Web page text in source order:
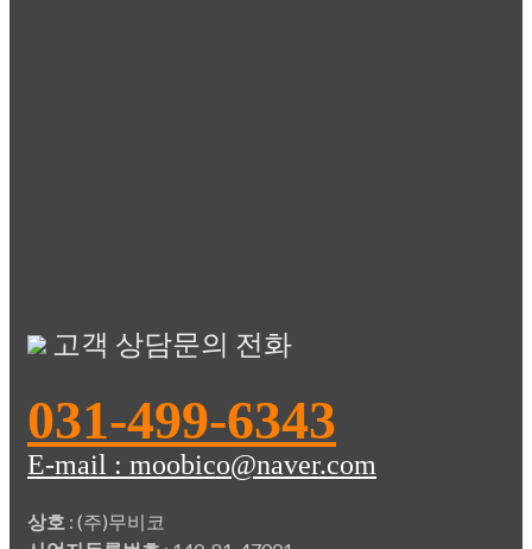
고객 상담문의 전화
031-499-6343
E-mail : moobico@naver.com
상호 : (주)무비코